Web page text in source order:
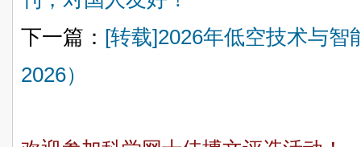
下一篇： [转载]2026年低空技术与智
2026）